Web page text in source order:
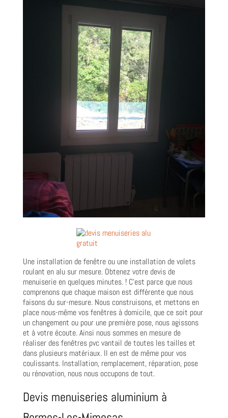
Une installation de fenêtre ou une installation de volets
roulant en alu sur mesure. Obtenez votre devis de
menuiserie en quelques minutes. ! C’est parce que nous
comprenons que chaque maison est différente que nous
faisons du sur-mesure. Nous construisons, et mettons en
place nous-même vos fenêtres à domicile, que ce soit pour
un changement ou pour une première pose, nous agissons
et à votre écoute. Ainsi nous sommes en mesure de
réaliser des fenêtres pvc vantail de toutes les tailles et
dans plusieurs matériaux. Il en est de même pour vos
coulissants. Installation, remplacement, réparation, pose
ou rénovation, nous nous occupons de tout.
Devis menuiseries aluminium à